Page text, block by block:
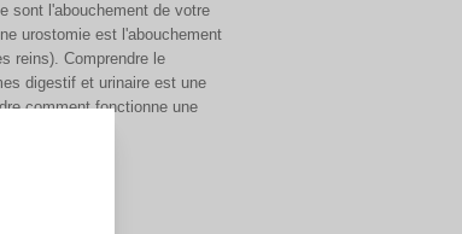
sont l'abouchement de votre
urostomie est l'abouchement
reins). Comprendre le
digestif et urinaire est une
comment fonctionne une